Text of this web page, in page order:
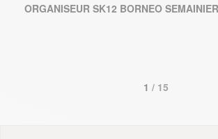
ORGANISEUR SK12 BORNEO
1 / 15